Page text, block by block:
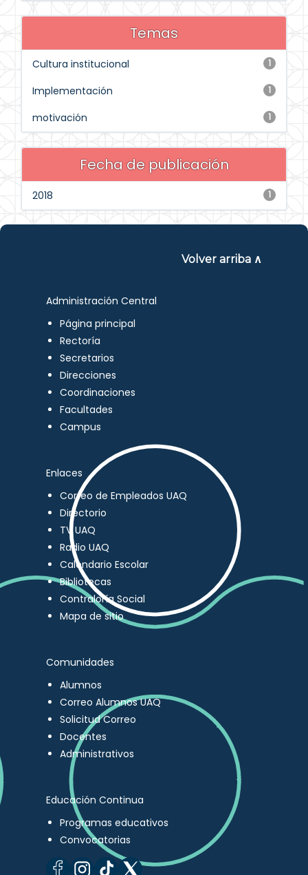
Temas
1
Cultura institucional
1
Implementación
1
motivación
Fecha de publicación
1
2018
Volver arriba ∧
Administración Central
Página principal
Rectoría
Secretarios
Direcciones
Coordinaciones
Facultades
Campus
Enlaces
Correo de Empleados UAQ
Directorio
TV UAQ
Radio UAQ
Calendario Escolar
Bibliotecas
Contraloría Social
Mapa de sitio
Comunidades
Alumnos
Correo Alumnos UAQ
Solicitud Correo
Docentes
Administrativos
Educación Continua
Programas educativos
Convocatorias